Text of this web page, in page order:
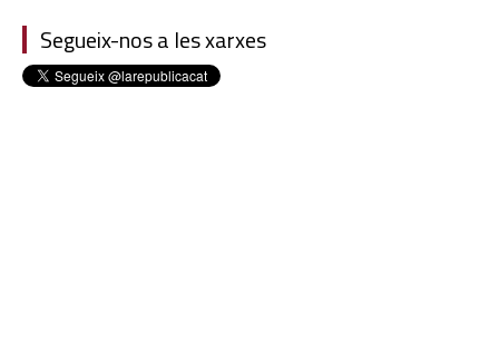
Segueix-nos a les xarxes